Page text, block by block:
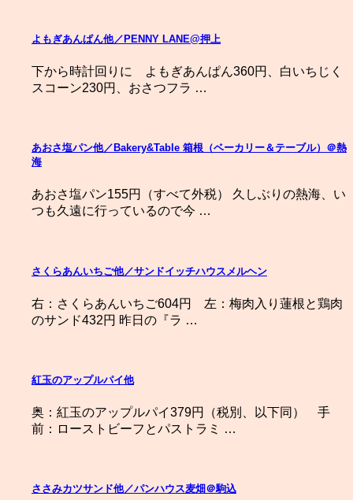
よもぎあんぱん他／PENNY LANE@押上
下から時計回りに よもぎあんぱん360円、白いちじく
スコーン230円、おさつフラ …
あおさ塩パン他／Bakery&Table 箱根（ベーカリー＆テーブル）＠熱
海
あおさ塩パン155円（すべて外税） 久しぶりの熱海、い
つも久遠に行っているので今 …
さくらあんいちご他／サンドイッチハウスメルヘン
右：さくらあんいちご604円 左：梅肉入り蓮根と鶏肉
のサンド432円 昨日の『ラ …
紅玉のアップルパイ他
奥：紅玉のアップルパイ379円（税別、以下同） 手
前：ローストビーフとパストラミ …
ささみカツサンド他／パンハウス麦畑＠駒込